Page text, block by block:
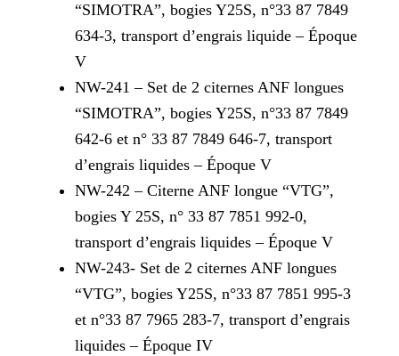
“SIMOTRA”, bogies Y25S, n°33 87 7849
634-3, transport d’engrais liquide – Époque
V
NW-241 – Set de 2 citernes ANF longues
“SIMOTRA”, bogies Y25S, n°33 87 7849
642-6 et n° 33 87 7849 646-7, transport
d’engrais liquides – Époque V
NW-242 – Citerne ANF longue “VTG”,
bogies Y 25S, n° 33 87 7851 992-0,
transport d’engrais liquides – Époque V
NW-243- Set de 2 citernes ANF longues
“VTG”, bogies Y25S, n°33 87 7851 995-3
et n°33 87 7965 283-7, transport d’engrais
liquides – Époque IV